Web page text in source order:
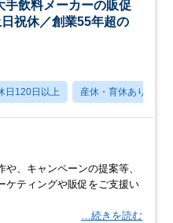
手飲料メーカーの販促
祝休／創業55年超の
日120日以上 産休・育休あり
や、キャンペーンの提案等、
ケティングや販促をご支援い
…続きを読む